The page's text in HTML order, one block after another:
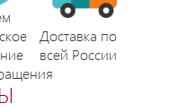
Доставка по
всей России